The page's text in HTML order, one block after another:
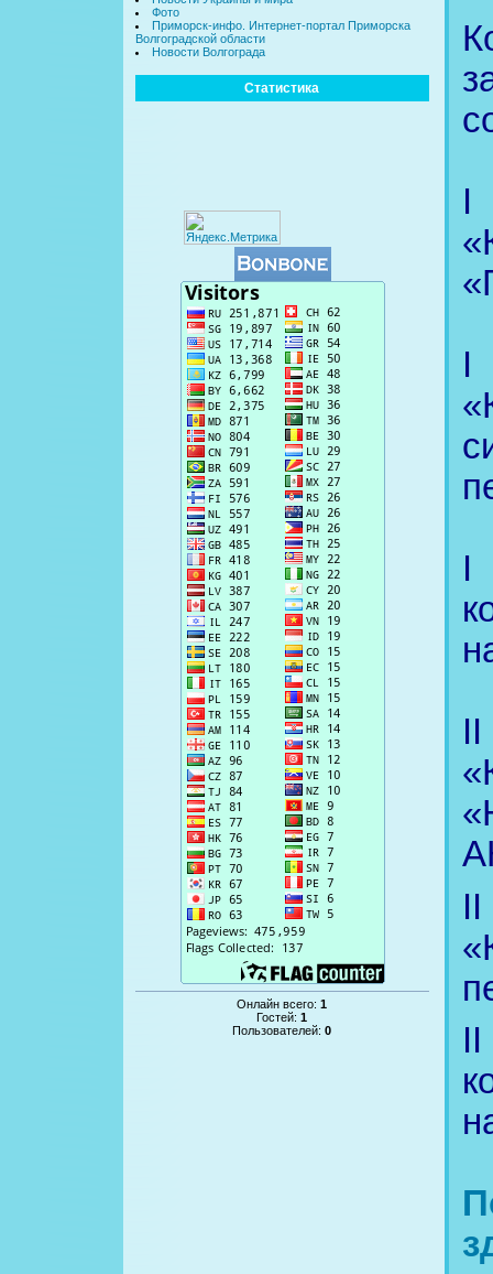
Фото
Приморск-инфо. Интернет-портал Приморска
Волгоградской области
Новости Волгограда
Статистика
Онлайн всего:1
Гостей:1
Пользователей:0
I
I
I